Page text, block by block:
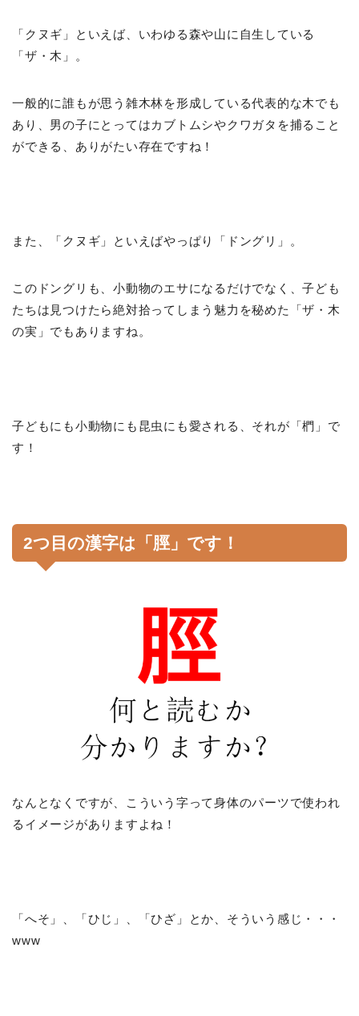
「クヌギ」といえば、いわゆる森や山に自生している
「ザ・木」。
一般的に誰もが思う雑木林を形成している代表的な木でも
あり、男の子にとってはカブトムシやクワガタを捕ること
ができる、ありがたい存在ですね！
また、「クヌギ」といえばやっぱり「ドングリ」。
このドングリも、小動物のエサになるだけでなく、子ども
たちは見つけたら絶対拾ってしまう魅力を秘めた「ザ・木
の実」でもありますね。
子どもにも小動物にも昆虫にも愛される、それが「椚」で
す！
2つ目の漢字は「脛」です！
なんとなくですが、こういう字って身体のパーツで使われ
るイメージがありますよね！
「へそ」、「ひじ」、「ひざ」とか、そういう感じ・・・
www